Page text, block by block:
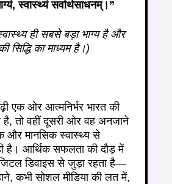
स्वास्थ्यं सर्वार्थसाधनम्।”
ही सबसे बड़ा भाग्य है और
सिद्धि का माध्यम है।)
एक ओर आत्मनिर्भर भारत की
है, तो वहीं दूसरी ओर वह अनजाने
और मानसिक स्वास्थ्य से
है। आर्थिक सफलता की दौड़ में
डिवाइस से जुड़ा रहता है—
कभी सोशल मीडिया की लत में,